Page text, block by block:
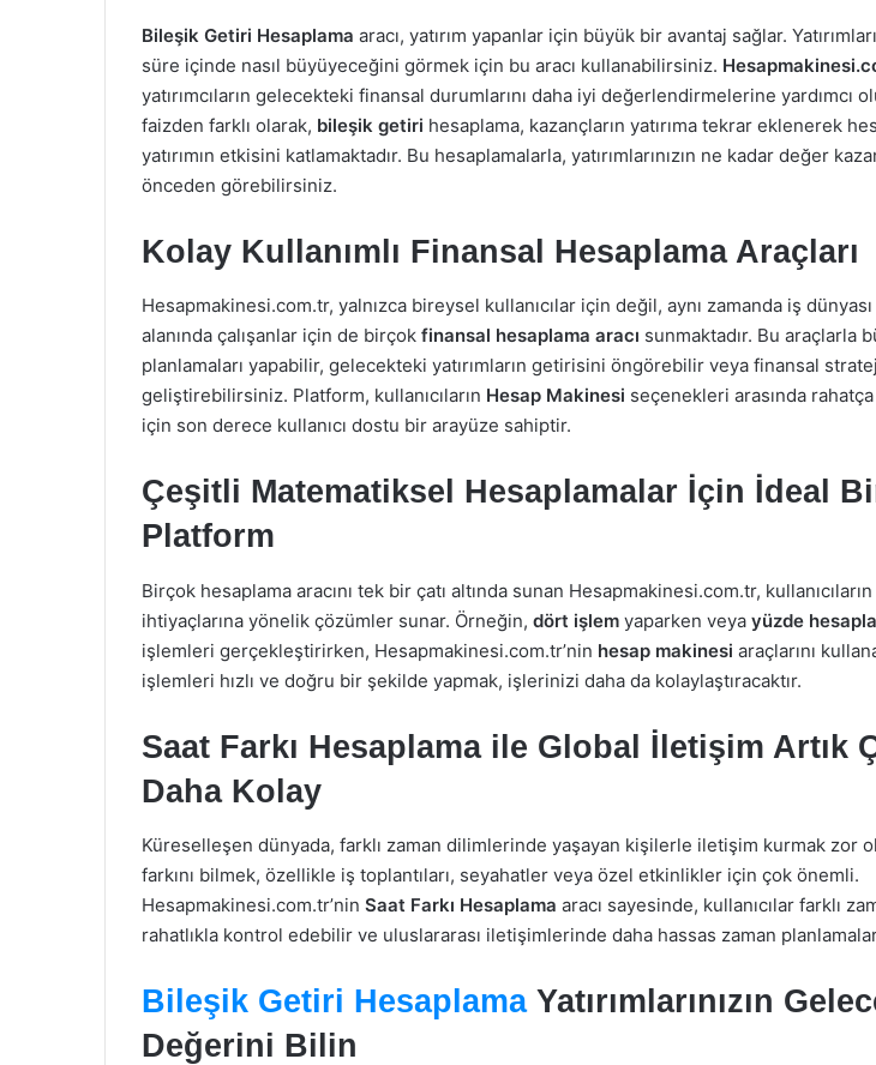
Bileşik Getiri Hesaplama aracı, yatırım yapanlar için büyük bir avantaj sağlar.
süre içinde nasıl büyüyeceğini görmek için bu aracı kullanabilirsiniz.
yatırımcıların gelecekteki finansal durumlarını daha iyi değerlendirmelerine yardımcı
faizden farklı olarak, bileşik getiri hesaplama, kazançların yatırıma tekrar eklenerek
yatırımın etkisini katlamaktadır. Bu hesaplamalarla, yatırımlarınızın ne kadar değer
önceden görebilirsiniz.
Kolay Kullanımlı Finansal Hesaplama Araçları
Hesapmakinesi.com.tr, yalnızca bireysel kullanıcılar için değil, aynı zamanda iş
alanında çalışanlar için de birçok finansal hesaplama aracı sunmaktadır. Bu araçlarla
planlamaları yapabilir, gelecekteki yatırımların getirisini öngörebilir veya finansal
geliştirebilirsiniz. Platform, kullanıcıların Hesap Makinesi seçenekleri arasında
için son derece kullanıcı dostu bir arayüze sahiptir.
Çeşitli Matematiksel Hesaplamalar İçin İdeal
Platform
Birçok hesaplama aracını tek bir çatı altında sunan Hesapmakinesi.com.tr,
ihtiyaçlarına yönelik çözümler sunar. Örneğin, dört işlem yaparken veya yüzde
işlemleri gerçekleştirirken, Hesapmakinesi.com.tr’nin hesap makinesi araçlarını
işlemleri hızlı ve doğru bir şekilde yapmak, işlerinizi daha da kolaylaştıracaktır.
Saat Farkı Hesaplama ile Global İletişim Artık
Daha Kolay
Küreselleşen dünyada, farklı zaman dilimlerinde yaşayan kişilerle iletişim kurmak zor
farkını bilmek, özellikle iş toplantıları, seyahatler veya özel etkinlikler için çok önemli.
Hesapmakinesi.com.tr’nin Saat Farkı Hesaplama aracı sayesinde, kullanıcılar farklı
rahatlıkla kontrol edebilir ve uluslararası iletişimlerinde daha hassas zaman
Bileşik Getiri HesaplamaYatırımlarınızın
Değerini Bilin